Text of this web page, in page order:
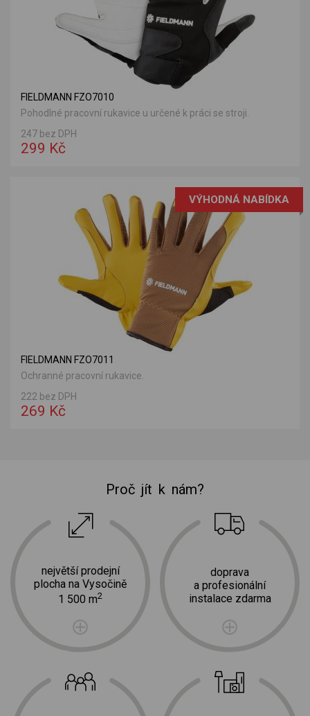
FIELDMANN FZO7010
Pohodlné pracovní rukavice u určené k práci se stroji.
247 bez DPH
299 Kč
VÝHODNÁ NABÍDKA
FIELDMANN FZO7011
Ochranné pracovní rukavice.
222 bez DPH
269 Kč
Proč jít k nám?
největší prodejní
plocha na Vysočině
1 500 m2
doprava
a profesionální
instalace zdarma